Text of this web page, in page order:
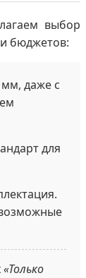
выбор
бюджетов:
мм, даже с
для
«Только